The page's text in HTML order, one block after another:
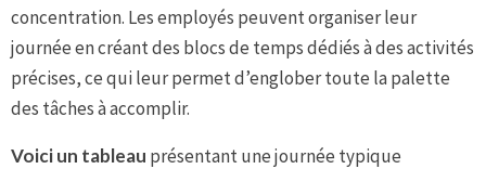
concentration. Les employés peuvent organiser leur
journée en créant des blocs de temps dédiés à des activités
précises, ce qui leur permet d’englober toute la palette
des tâches à accomplir.
Voici un tableau présentant une journée typique